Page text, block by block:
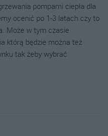
pompami ciepła dla
ocenić po 1-3 latach czy to
Może w tym czasie
którą będzie można też
tak żeby wybrać